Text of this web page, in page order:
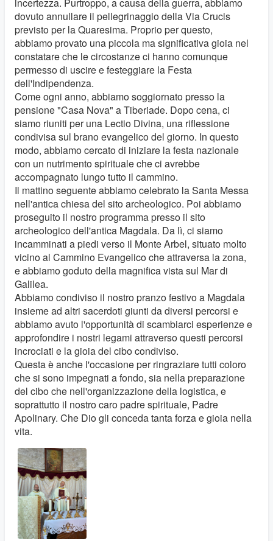
incertezza. Purtroppo, a causa della guerra, abbiamo
dovuto annullare il pellegrinaggio della Via Crucis
previsto per la Quaresima. Proprio per questo,
abbiamo provato una piccola ma significativa gioia nel
constatare che le circostanze ci hanno comunque
permesso di uscire e festeggiare la Festa
dell'Indipendenza.
Come ogni anno, abbiamo soggiornato presso la
pensione "Casa Nova" a Tiberiade. Dopo cena, ci
siamo riuniti per una Lectio Divina, una riflessione
condivisa sul brano evangelico del giorno. In questo
modo, abbiamo cercato di iniziare la festa nazionale
con un nutrimento spirituale che ci avrebbe
accompagnato lungo tutto il cammino.
Il mattino seguente abbiamo celebrato la Santa Messa
nell'antica chiesa del sito archeologico. Poi abbiamo
proseguito il nostro programma presso il sito
archeologico dell'antica Magdala. Da lì, ci siamo
incamminati a piedi verso il Monte Arbel, situato molto
vicino al Cammino Evangelico che attraversa la zona,
e abbiamo goduto della magnifica vista sul Mar di
Galilea.
Abbiamo condiviso il nostro pranzo festivo a Magdala
insieme ad altri sacerdoti giunti da diversi percorsi e
abbiamo avuto l'opportunità di scambiarci esperienze e
approfondire i nostri legami attraverso questi percorsi
incrociati e la gioia del cibo condiviso.
Questa è anche l'occasione per ringraziare tutti coloro
che si sono impegnati a fondo, sia nella preparazione
del cibo che nell'organizzazione della logistica, e
soprattutto il nostro caro padre spirituale, Padre
Apolinary. Che Dio gli conceda tanta forza e gioia nella
vita.